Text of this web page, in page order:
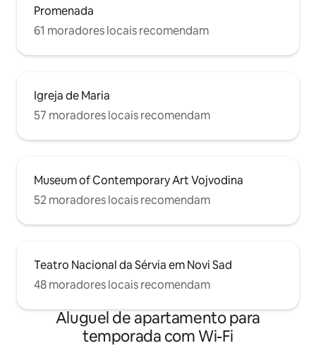
Promenada
61 moradores locais recomendam
Igreja de Maria
57 moradores locais recomendam
Museum of Contemporary Art Vojvodina
52 moradores locais recomendam
Teatro Nacional da Sérvia em Novi Sad
48 moradores locais recomendam
Aluguel de apartamento para
temporada com Wi-Fi